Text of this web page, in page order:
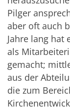
Pilger
aber oft auch
Jahre lang hat
als
gemacht;
aus der
die zum